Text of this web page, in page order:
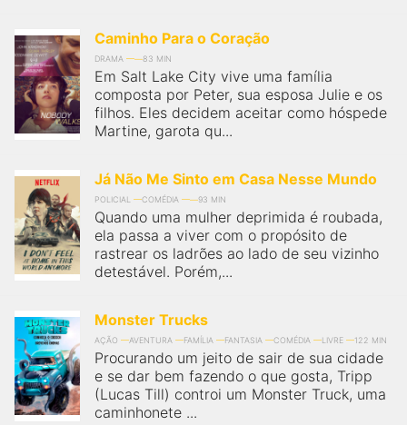
Caminho Para o Coração
DRAMA 83 MIN
Em Salt Lake City vive uma família
composta por Peter, sua esposa Julie e os
filhos. Eles decidem aceitar como hóspede
Martine, garota qu...
Já Não Me Sinto em Casa Nesse Mundo
POLICIAL COMÉDIA 93 MIN
Quando uma mulher deprimida é roubada,
ela passa a viver com o propósito de
rastrear os ladrões ao lado de seu vizinho
detestável. Porém,...
Monster Trucks
AÇÃO AVENTURA FAMÍLIA FANTASIA COMÉDIA LIVRE 122 MIN
Procurando um jeito de sair de sua cidade
e se dar bem fazendo o que gosta, Tripp
(Lucas Till) controi um Monster Truck, uma
caminhonete ...